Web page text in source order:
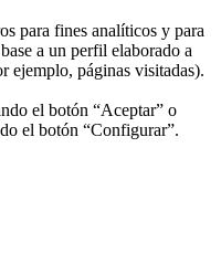
para fines analíticos y para
a un perfil elaborado a
ejemplo, páginas visitadas).
el botón “Aceptar” o
el botón “Configurar”.